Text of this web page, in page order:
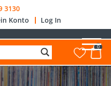
3130
Konto Log In
0